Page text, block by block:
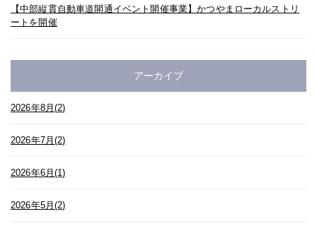
【中部縦貫自動車道開通イベント開催事業】かつやまローカルストリ
ートを開催
アーカイブ
2026年8月(2)
2026年7月(2)
2026年6月(1)
2026年5月(2)